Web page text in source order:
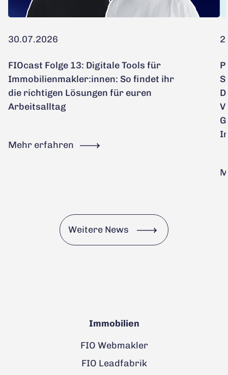
30.07.2026
FIOcast Folge 13: Digitale Tools für
Immobilienmakler:innen: So findet ihr
die richtigen Lösungen für euren
Arbeitsalltag
Mehr erfahren
Weitere News
Immobilien
FIO Webmakler
FIO Leadfabrik